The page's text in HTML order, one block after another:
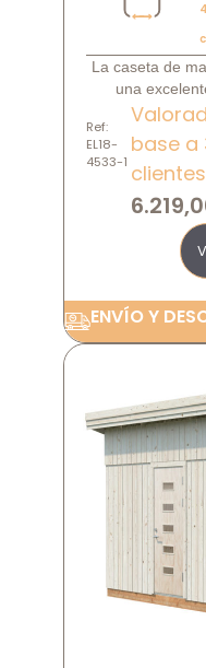
La caseta de
una
Ref:
EL18-
4533-1
base a
clientes
ENVÍO Y